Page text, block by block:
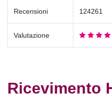
Recensioni 124261
Valutazione
Ricevimento